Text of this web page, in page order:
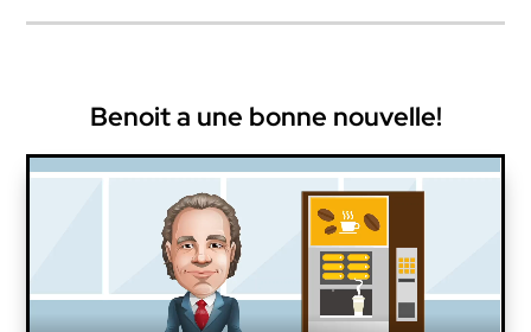
Benoit a une bonne nouvelle!